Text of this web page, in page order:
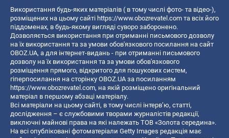
Використання будь-яких матеріалів ( в тому числі фото- та відео-),
розміщених на цьому сайті https://www.obozrevatel.com та всіх його
піддоменах, в будь-якому вигляді суворо заборонено.
Дозволяється використання при отриманні письмового дозволу
на їх використання та за умови обов'язкового посилання на сайт
OBOZ.UA, а для інтернет-видань - при отриманні письмового
дозволу на їх використання та за умови обов'язкового
розміщення прямого, відкритого для пошукових систем,
гіперпосилання на сторінку OBOZ.UA за посиланням
https://www.obozrevatel.com, на якій розміщено оригінальний
матеріал в першому абзаці матеріалу.
Всі матеріали на цьому сайті, в тому числі інтерв’ю, статті,
дослідження – є службовими творами журналістів редакції,
виключні майнові права на які належать ТОВ «Золота середина».
На всі опубліковані фотоматеріали Getty Images редакція має